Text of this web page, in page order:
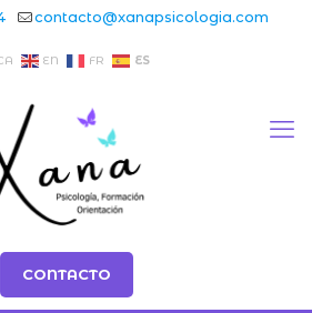
de
contacto@xanapsicologia.com
EN FR ES
CONTACTO